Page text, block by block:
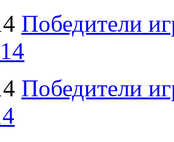
Победители
Победители